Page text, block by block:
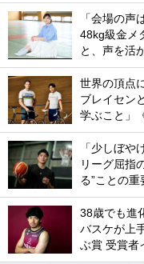
「会場の声
48kg級金メ
と、声を活
世界の頂点
ブレイセン
学ぶこと」
「少しぼや
リーグ屈指
る”ことの重
38歳でも進
バスケが上
ぶ賞 受賞者